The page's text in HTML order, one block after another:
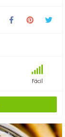
Fácil